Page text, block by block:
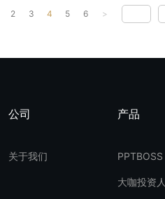
2 3 4 5 6 >
公司
关于我们
产品
PPTBOSS
大咖投资人